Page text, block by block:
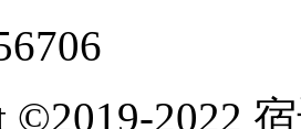
©2019-2022